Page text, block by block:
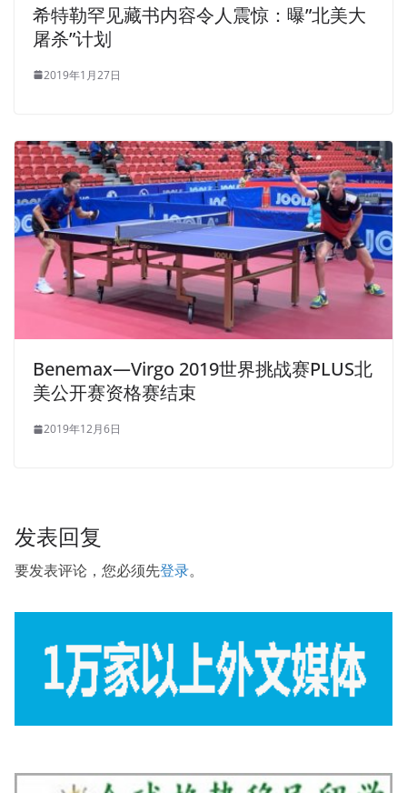
希特勒罕见藏书内容令人震惊：曝”北美大
屠杀”计划
2019年1月27日
Benemax—Virgo 2019世界挑战赛PLUS北
美公开赛资格赛结束
2019年12月6日
发表回复
要发表评论，您必须先登录。